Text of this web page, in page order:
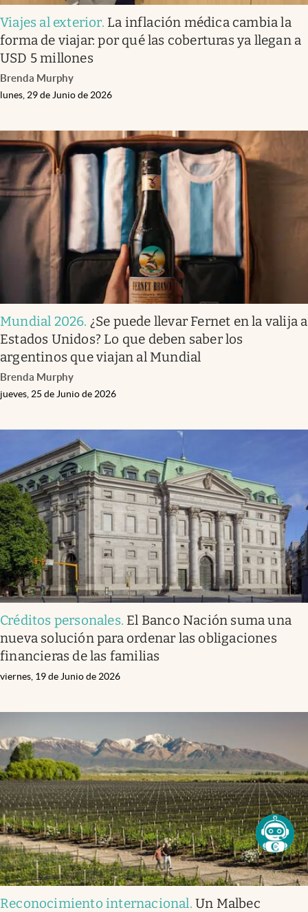
Viajes al exterior. La inflación médica cambia la
forma de viajar: por qué las coberturas ya llegan a
USD 5 millones
Brenda Murphy
lunes, 29 de Junio de 2026
Mundial 2026. ¿Se puede llevar Fernet en la valija a
Estados Unidos? Lo que deben saber los
argentinos que viajan al Mundial
Brenda Murphy
jueves, 25 de Junio de 2026
Créditos personales. El Banco Nación suma una
nueva solución para ordenar las obligaciones
financieras de las familias
viernes, 19 de Junio de 2026
Reconocimiento internacional.Un Malbec